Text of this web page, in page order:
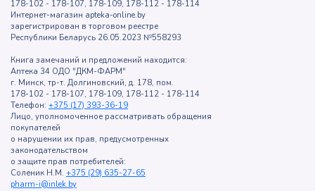
178-102 - 178-107, 178-109, 178-112 - 178-114
Интернет-магазин apteka-online.by
зарегистрирован в торговом реестре
Республики Беларусь 26.05.2023 №558293
Книга замечаний и предложений находится:
Аптека 34 ОДО "ДКМ-ФАРМ"
г. Минск, тр-т. Долгиновский, д. 178, пом.
178-102 - 178-107, 178-109, 178-112 - 178-114
Телефон: +375 (17) 393-36-19
Лицо, уполномоченное рассматривать обращения
покупателей
о нарушении их прав, предусмотренных
законодательством
о защите прав потребителей:
Соленик Н.М. +375 (29) 635-27-65
pharm-i@inlek.by